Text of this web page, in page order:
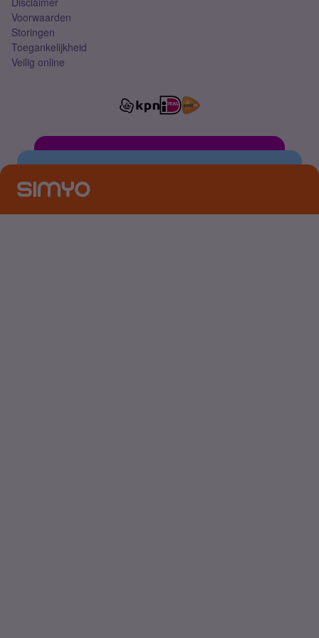
Voorwaarden
Storingen
Toegankelijkheid
Veilig online